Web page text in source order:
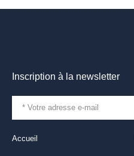
Accueil
Inscription à la newsletter